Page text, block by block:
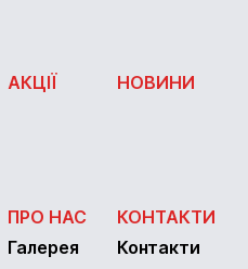
АКЦІЇ НОВИНИ
ПРО НАС
Галерея
КОНТАКТИ
Контакти